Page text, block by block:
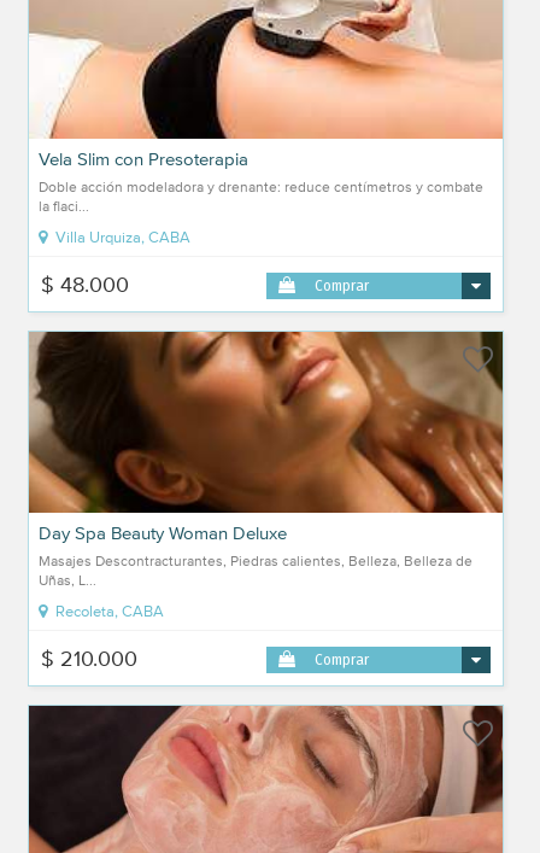
Vela Slim con Presoterapia
Doble acción modeladora y drenante: reduce centímetros y combate
la flaci...
Villa Urquiza, CABA
$ 48.000 Comprar
Day Spa Beauty Woman Deluxe
Masajes Descontracturantes, Piedras calientes, Belleza, Belleza de
Uñas, L...
Recoleta, CABA
$ 210.000 Comprar